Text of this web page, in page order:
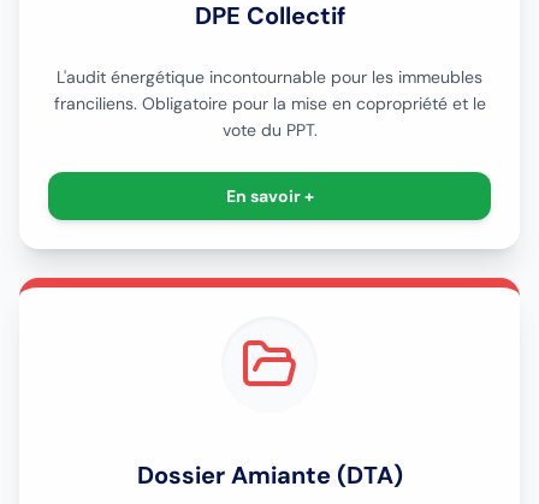
DPE Collectif
L'audit énergétique incontournable pour les immeubles
franciliens. Obligatoire pour la mise en copropriété et le
vote du PPT.
En savoir +
Dossier Amiante (DTA)